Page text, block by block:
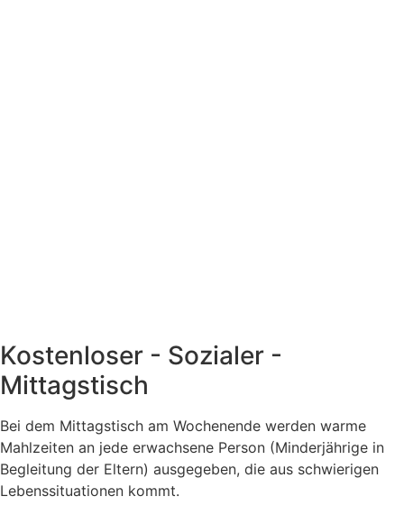
Kostenloser - Sozialer -
Mittagstisch
Bei dem Mittagstisch am Wochenende werden warme
Mahlzeiten an jede erwachsene Person (Minderjährige in
Begleitung der Eltern) ausgegeben, die aus schwierigen
Lebenssituationen kommt.